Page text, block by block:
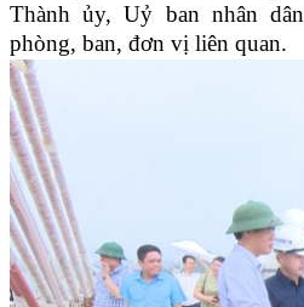
Thành ủy, Uỷ ban nhân
phòng, ban, đơn vị liên quan.